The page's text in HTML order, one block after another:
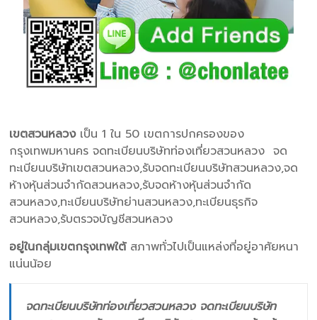
เขตสวนหลวงเป็น 1 ใน 50 เขตการปกครองของ
กรุงเทพมหานคร จดทะเบียนบริษัทท่องเที่ยวสวนหลวง จด
ทะเบียนบริษัทเขตสวนหลวง,รับจดทะเบียนบริษัทสวนหลวง,จด
ห้างหุ้นส่วนจำกัดสวนหลวง,รับจดห้างหุ้นส่วนจำกัด
สวนหลวง,ทะเบียนบริษัทย่านสวนหลวง,ทะเบียนธุรกิจ
สวนหลวง,รับตรวจบัญชีสวนหลวง
อยู่ในกลุ่มเขตกรุงเทพใต้สภาพทั่วไปเป็นแหล่งที่อยู่อาศัยหนา
แน่นน้อย
จดทะเบียนบริษัทท่องเที่ยวสวนหลวง จดทะเบียนบริษัท